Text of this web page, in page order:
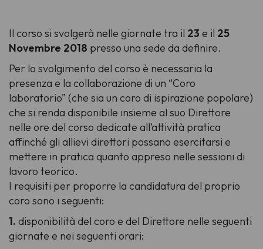
Il corso si svolgerà nelle giornate tra il 23 e il 25
Novembre 2018 presso una sede da definire.
Per lo svolgimento del corso è necessaria la
presenza e la collaborazione di un “Coro
laboratorio” (che sia un coro di ispirazione popolare)
che si renda disponibile insieme al suo Direttore
nelle ore del corso dedicate all’attività pratica
affinché gli allievi direttori possano esercitarsi e
mettere in pratica quanto appreso nelle sessioni di
lavoro teorico.
I requisiti per proporre la candidatura del proprio
coro sono i seguenti:
1. disponibilità del coro e del Direttore nelle seguenti
giornate e nei seguenti orari: